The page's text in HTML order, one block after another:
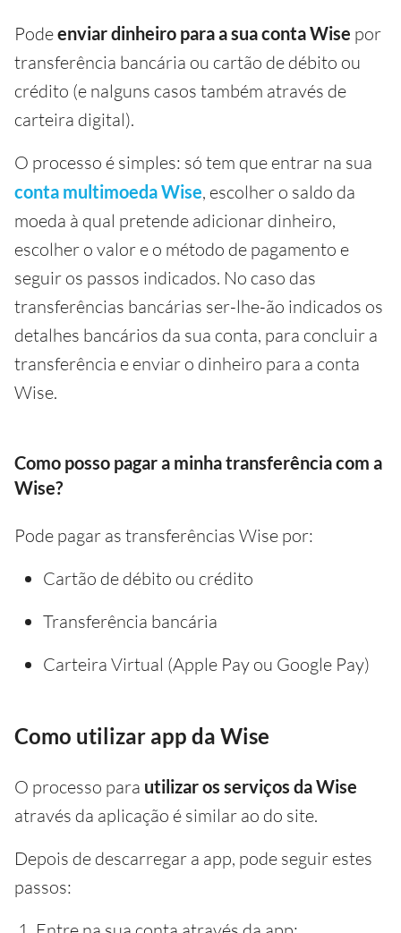
Podeenviar dinheiro para a sua conta Wise por
transferência bancária ou cartão de débito ou
crédito (e nalguns casos também através de
carteira digital).
O processo é simples: só tem que entrar na sua
conta multimoeda Wise, escolher o saldo da
moeda à qual pretende adicionar dinheiro,
escolher o valor e o método de pagamento e
seguir os passos indicados. No caso das
transferências bancárias ser-lhe-ão indicados os
detalhes bancários da sua conta, para concluir a
transferência e enviar o dinheiro para a conta
Wise.
Como posso pagar a minha transferência com a
Wise?
Pode pagar as transferências Wise por:
Cartão de débito ou crédito
Transferência bancária
Carteira Virtual (Apple Pay ou Google Pay)
Como utilizar app da Wise
O processo para utilizar os serviços da Wise
através da aplicação é similar ao do site.
Depois de descarregar a app, pode seguir estes
passos: